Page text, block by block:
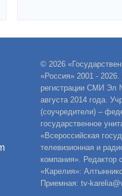
© 2026
«Россия» 2001 -
регистрации СМИ Эл
августа 2014 года.
(соучредители) –
государственное
«Всероссийская
телевизионная и
компания». Редактор
«Карелия»:
Приемная: tv-